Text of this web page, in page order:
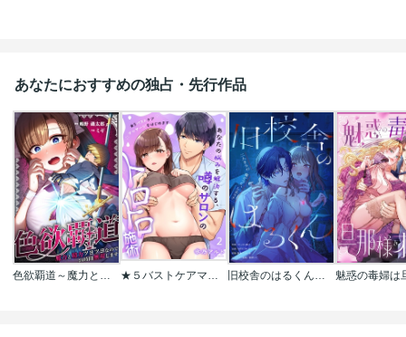
あなたにおすすめの独占・先行作品
色欲覇道～魔力と精力ツヨツヨなので24時間無双します～ ★５バストケアマッサージをはじめます～あなたの悩みを解決する、噂のサロンのトロトロ施術 旧校舎のはるくん～二人きりの鬼ごっこ、しよう？